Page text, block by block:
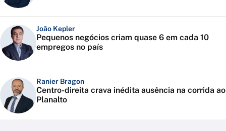
João Kepler
Pequenos negócios criam quase 6 em cada 10
empregos no país
Ranier Bragon
Centro-direita crava inédita ausência na corrida ao
Planalto